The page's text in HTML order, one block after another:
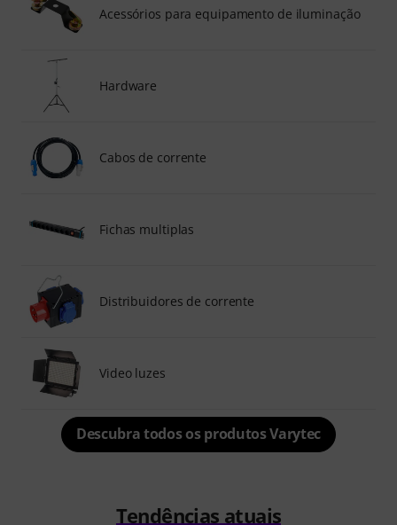
Acessórios para equipamento de iluminação
Hardware
Cabos de corrente
Fichas multiplas
Distribuidores de corrente
Video luzes
Descubra todos os produtos Varytec
Tendências atuais